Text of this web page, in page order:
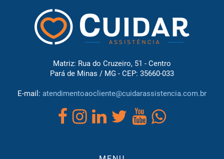
Matriz: Rua do Cruzeiro, 51 - Centro
Pará de Minas / MG - CEP: 35660-033
E-mail: atendimentoaocliente@cuidarassistencia.com.br